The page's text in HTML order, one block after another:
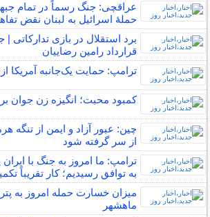
عراقچی: جنگ رسماً در تمام
حملهٔ اسرائیل به لبنان نقض
برد استقلال در بازی
قرارداد رامین رضاییان
ترامپ: حمایت یک‌جانبه آمریکا
کمبود محبت؛ انگیزه زن جوان
چین: عبور آزاد و ایمن از تنگه
از سر گرفته شود
ترامپ: ما امروز به جنگ با ایران
به توافق رسیدیم؛ کار تقریباً
میزان خسارت حمله امروز به
ماهشهر